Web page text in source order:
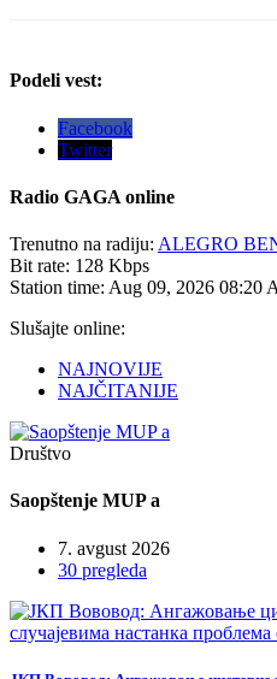
Podeli vest:
Facebook
Twitter
Radio GAGA online
Trenutno na radiju: ALEGRO
Bit rate: 128 Kbps
Station time: Aug 09, 2026 08:20
Slušajte online:
NAJNOVIJE
NAJČITANIJE
Društvo
Saopštenje MUP a
7. avgust 2026
30 pregleda